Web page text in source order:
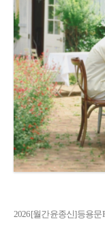
2026 [월간 윤종신] 등용문